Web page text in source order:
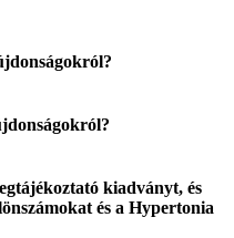
kiadványt, és
és a Hypertonia